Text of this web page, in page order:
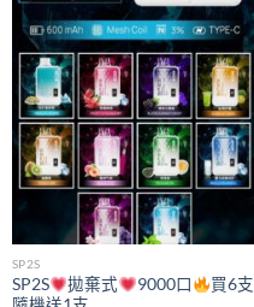
Add to
wishlist
SP2S
SP2S 拋棄式 9000口
買6支